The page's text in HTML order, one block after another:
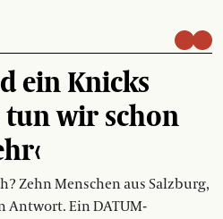
ein Knicks
tun wir schon
Zehn Menschen aus Salzburg,
Antwort. Ein DATUM-